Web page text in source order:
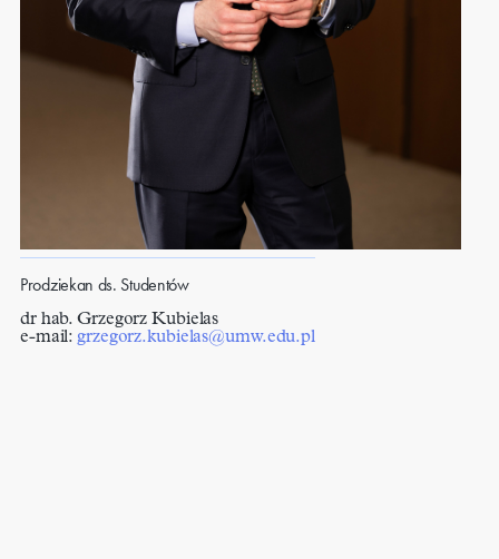
Prodziekan ds. Studentów
dr hab. Grzegorz Kubielas
e-mail: grzegorz.kubielas@umw.edu.pl